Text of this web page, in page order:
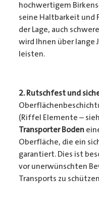
hochwertigem
seine Haltbarkeit und
der Lage, auch
wird Ihnen über lange
leisten.
2. Rutschfest und
(Riffel Elemente –
Transporter Boden
Oberfläche, die ein
garantiert. Dies ist
vor unerwünschten
Transports zu